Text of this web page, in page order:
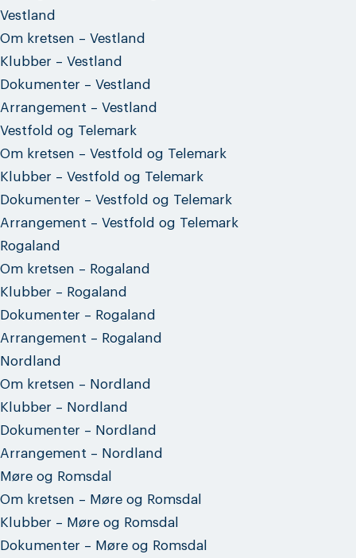
Vestland
Om kretsen – Vestland
Klubber – Vestland
Dokumenter – Vestland
Arrangement – Vestland
Vestfold og Telemark
Om kretsen – Vestfold og Telemark
Klubber – Vestfold og Telemark
Dokumenter – Vestfold og Telemark
Arrangement – Vestfold og Telemark
Rogaland
Om kretsen – Rogaland
Klubber – Rogaland
Dokumenter – Rogaland
Arrangement – Rogaland
Nordland
Om kretsen – Nordland
Klubber – Nordland
Dokumenter – Nordland
Arrangement – Nordland
Møre og Romsdal
Om kretsen – Møre og Romsdal
Klubber – Møre og Romsdal
Dokumenter – Møre og Romsdal